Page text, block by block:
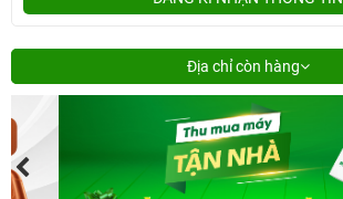
Địa chỉ còn hàng